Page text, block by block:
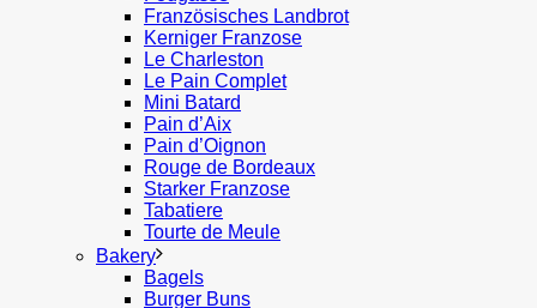
Französisches Landbrot
Kerniger Franzose
Le Charleston
Le Pain Complet
Mini Batard
Pain d’Aix
Pain d’Oignon
Rouge de Bordeaux
Starker Franzose
Tabatiere
Tourte de Meule
Bakery
Bagels
Burger Buns